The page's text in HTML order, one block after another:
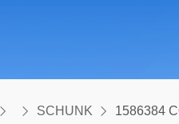
SCHUNK 1586384